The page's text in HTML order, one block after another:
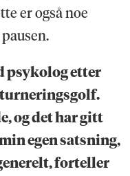
er også noe
psykolog etter
turneringsgolf.
og det har gitt
egen satsning,
forteller